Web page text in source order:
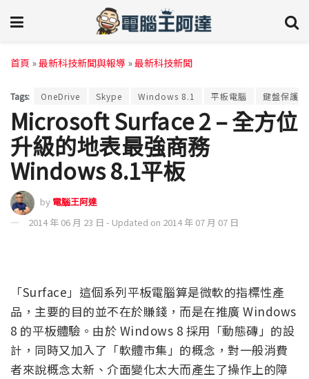
首頁 »最新科技新聞與報導 »最新科技新聞
Tags: OneDrive Skype Windows 8.1 平板電腦 鍵盤保護蓋
Microsoft Surface 2 – 全方位
升級的地表最強商務
Windows 8.1平板
by 電腦王阿達
2014 年 06 月 23 日 - Updated on 2014 年 07 月 07 日
「Surface」這個系列平板電腦算是微軟的指標性產
品，主要的目的並不在於賺錢，而是在推廣 Windows
8 的平板體驗。由於 Windows 8 採用「動態磚」的設
計，同時又加入了「軟體市集」的概念，對一般消費
者來說概念太新、介面變化太大而產生了操作上的障